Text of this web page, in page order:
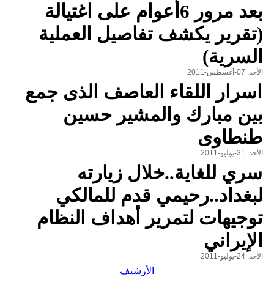
بعد مرور 6أعوام على اغتيالة
(تقرير يكشف تفاصيل العملية
السرية)
الأحد, 07-أغسطس-2011
اسرار اللقاء العاصف الذى جمع
بين مبارك والمشير حسين
طنطاوى
الأحد, 31-يوليو-2011
سري للغاية..خلال زيارته
لبغداد..رحيمي قدم للمالكي
توجيهات لتمرير أهداف النظام
الإيراني
الأحد, 24-يوليو-2011
الأرشيف